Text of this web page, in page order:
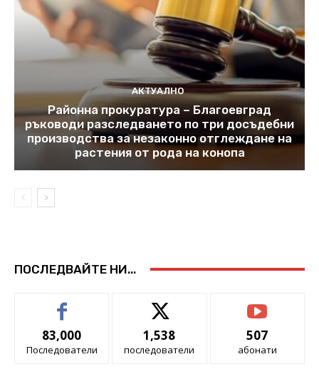
АКТУАЛНО
Районна прокуратура – Благоевград
ръководи разследването по три досъдебни
производства за незаконно отглеждане на
растения от рода на конопа
ПОСЛЕДВАЙТЕ НИ...
83,000
Последователи
1,538
последователи
507
абонати